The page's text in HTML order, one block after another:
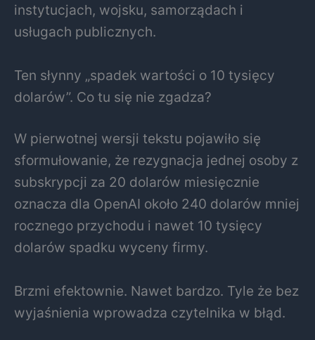
instytucjach, wojsku, samorządach i
usługach publicznych.
Ten słynny „spadek wartości o 10 tysięcy
dolarów”. Co tu się nie zgadza?
W pierwotnej wersji tekstu pojawiło się
sformułowanie, że rezygnacja jednej osoby z
subskrypcji za 20 dolarów miesięcznie
oznacza dla OpenAI około 240 dolarów mniej
rocznego przychodu i nawet 10 tysięcy
dolarów spadku wyceny firmy.
Brzmi efektownie. Nawet bardzo. Tyle że bez
wyjaśnienia wprowadza czytelnika w błąd.